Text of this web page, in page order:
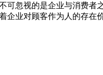
可忽视的是企业与消费
企业对顾客作为人的存